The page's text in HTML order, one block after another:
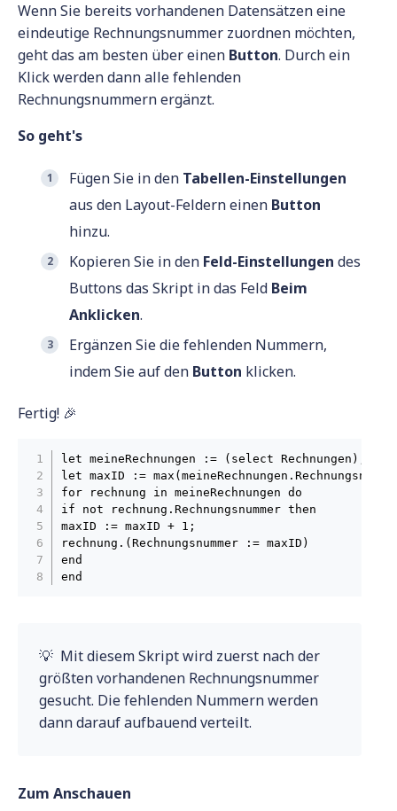
Wenn Sie bereits vorhandenen Datensätzen eine
eindeutige Rechnungsnummer zuordnen möchten,
geht das am besten über einen Button. Durch ein
Klick werden dann alle fehlenden
Rechnungsnummern ergänzt.
So geht's
Fügen Sie in den Tabellen-Einstellungen
aus den Layout-Feldern einen Button
hinzu.
Kopieren Sie in den Feld-Einstellungen des
Buttons das Skript in das Feld Beim
Anklicken.
Ergänzen Sie die fehlenden Nummern,
indem Sie auf den Button klicken.
Fertig! 🎉
let meineRechnungen := (select Rechnungen);
let maxID :=
for rechnung in meineRechnungen do
if not rechnung.Rechnungsnummer then
maxID := maxID + 1;
rechnung.(Rechnungsnummer := maxID)
end
end
💡 Mit diesem Skript wird zuerst nach der
größten vorhandenen Rechnungsnummer
gesucht. Die fehlenden Nummern werden
dann darauf aufbauend verteilt.
Zum Anschauen